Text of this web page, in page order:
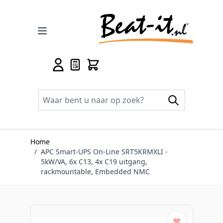
Home
/ APC Smart-UPS On-Line SRT5KRMXLI -
5kW/VA, 6x C13, 4x C19 uitgang,
rackmountable, Embedded NMC